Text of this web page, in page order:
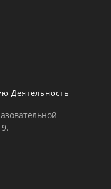
Деятельность